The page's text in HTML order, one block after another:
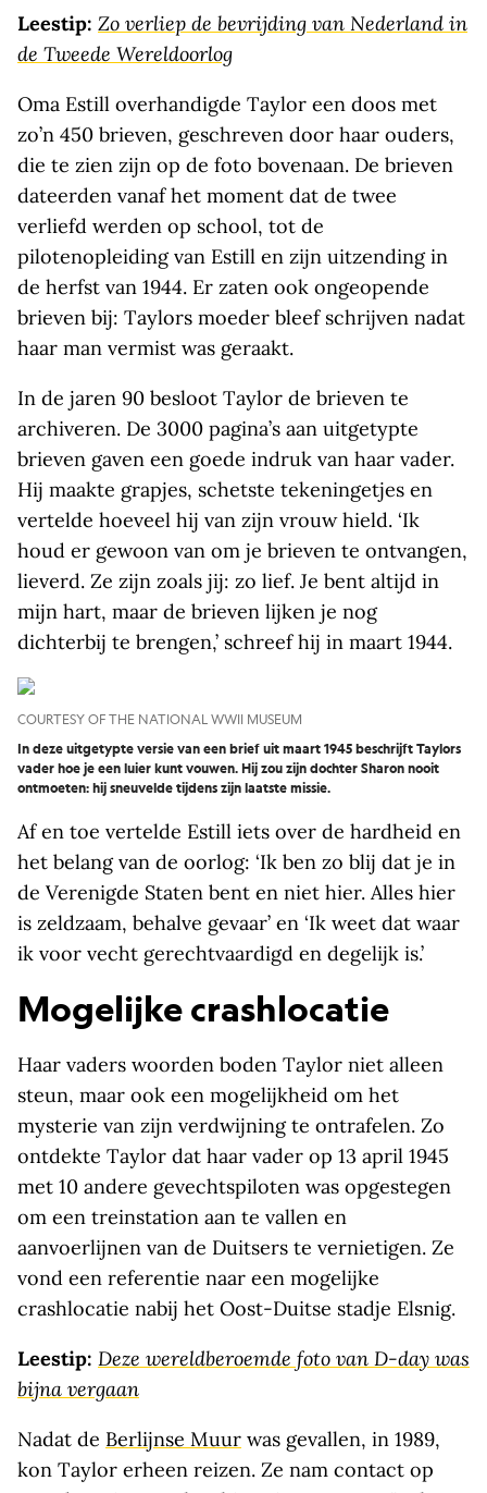
Leestip: Zo verliep de bevrijding van Nederland in
de Tweede Wereldoorlog
Oma Estill overhandigde Taylor een doos met
zo’n 450 brieven, geschreven door haar ouders,
die te zien zijn op de foto bovenaan. De brieven
dateerden vanaf het moment dat de twee
verliefd werden op school, tot de
pilotenopleiding van Estill en zijn uitzending in
de herfst van 1944. Er zaten ook ongeopende
brieven bij: Taylors moeder bleef schrijven nadat
haar man vermist was geraakt.
In de jaren 90 besloot Taylor de brieven te
archiveren. De 3000 pagina’s aan uitgetypte
brieven gaven een goede indruk van haar vader.
Hij maakte grapjes, schetste tekeningetjes en
vertelde hoeveel hij van zijn vrouw hield. ‘Ik
houd er gewoon van om je brieven te ontvangen,
lieverd. Ze zijn zoals jij: zo lief. Je bent altijd in
mijn hart, maar de brieven lijken je nog
dichterbij te brengen,’ schreef hij in maart 1944.
COURTESY OF THE NATIONAL WWII MUSEUM
In deze uitgetypte versie van een brief uit maart 1945 beschrijft Taylors
vader hoe je een luier kunt vouwen. Hij zou zijn dochter Sharon nooit
ontmoeten: hij sneuvelde tijdens zijn laatste missie.
Af en toe vertelde Estill iets over de hardheid en
het belang van de oorlog: ‘Ik ben zo blij dat je in
de Verenigde Staten bent en niet hier. Alles hier
is zeldzaam, behalve gevaar’ en ‘Ik weet dat waar
ik voor vecht gerechtvaardigd en degelijk is.’
Mogelijke crashlocatie
Haar vaders woorden boden Taylor niet alleen
steun, maar ook een mogelijkheid om het
mysterie van zijn verdwijning te ontrafelen. Zo
ontdekte Taylor dat haar vader op 13 april 1945
met 10 andere gevechtspiloten was opgestegen
om een treinstation aan te vallen en
aanvoerlijnen van de Duitsers te vernietigen. Ze
vond een referentie naar een mogelijke
crashlocatie nabij het Oost-Duitse stadje Elsnig.
Leestip: Deze wereldberoemde foto van D-day was
bijna vergaan
Nadat de Berlijnse Muur was gevallen, in 1989,
kon Taylor erheen reizen. Ze nam contact op